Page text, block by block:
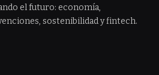
el futuro: economía,
sostenibilidad y fintech.